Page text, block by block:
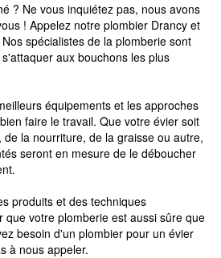
? Ne vous inquiétez pas, nous avons
! Appelez notre plombier Drancy et
spécialistes de la plomberie sont
aux bouchons les plus
équipements et les approches
faire le travail. Que votre évier soit
la nourriture, de la graisse ou autre,
seront en mesure de le déboucher
produits et des techniques
que votre plomberie est aussi sûre que
besoin d'un plombier pour un évier
à nous appeler.